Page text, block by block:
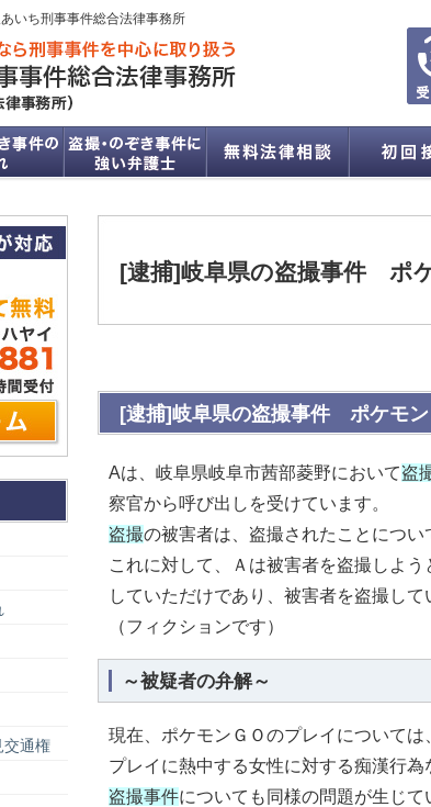
いち刑事事件総合法律事務所
[逮捕]岐阜県の盗撮事件 ポ
[逮捕]岐阜県の盗撮事件 ポケモ
Aは、岐阜県岐阜市茜部菱野において盗
察官から呼び出しを受けています。
盗撮の被害者は、盗撮されたことについ
これに対して、Ａは被害者を盗撮しよう
していただけであり、被害者を盗撮して
（フィクションです）
～被疑者の弁解～
現在、ポケモンＧＯのプレイについては
プレイに熱中する女性に対する痴漢行
盗撮事件についても同様の問題が生じて
交通権